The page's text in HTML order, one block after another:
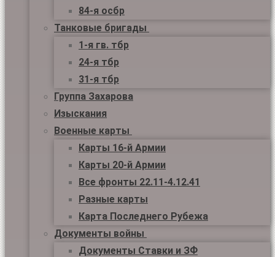
84-я осбр
Танковые бригады
1-я гв. тбр
24-я тбр
31-я тбр
Группа Захарова
Изыскания
Военные карты
Карты 16-й Армии
Карты 20-й Армии
Все фронты 22.11-4.12.41
Разные карты
Карта Последнего Рубежа
Документы войны
Документы Ставки и ЗФ